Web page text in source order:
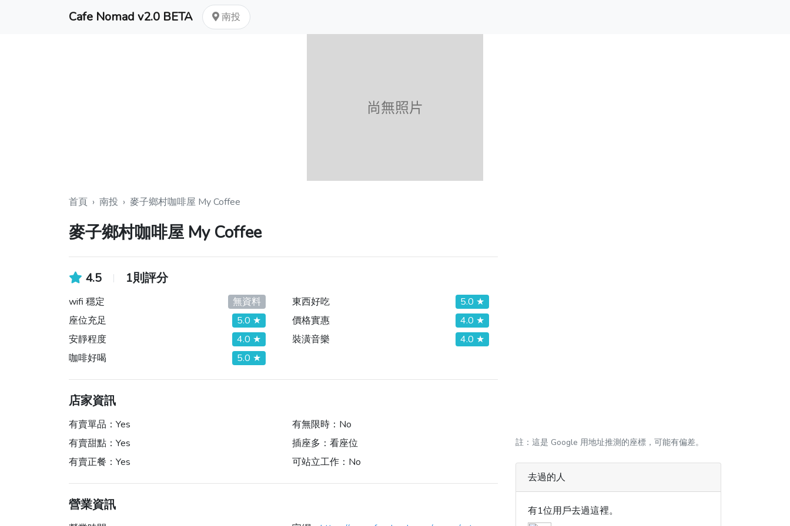
Cafe Nomad v2.0 BETA 南投
首頁 › 南投 › 麥子鄉村咖啡屋 My Coffee
麥子鄉村咖啡屋 My Coffee
4.5 1則評分
wifi 穩定
無資料
座位充足
5.0 ★
安靜程度
4.0 ★
咖啡好喝
5.0 ★
東西好吃
5.0 ★
價格實惠
4.0 ★
裝潢音樂
4.0 ★
店家資訊
有賣單品： Yes
有賣甜點： Yes
有賣正餐： Yes
有無限時： No
插座多： 看座位
可站立工作： No
營業資訊
註：這是 Google 用地址推測的座標，可能有偏差。
去過的人
有1位用戶去過這裡。